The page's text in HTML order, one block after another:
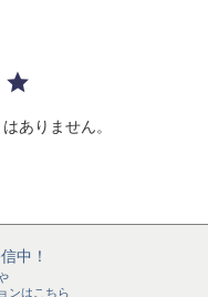
ありません。
中！
ンはこちら